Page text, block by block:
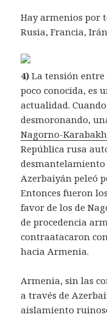
Hay armenios por
Rusia, Francia,
4) La tensión
poco conocida, es
actualidad. Cuando
desmoronando,
Nagorno-Karabakh
República rusa
desmantelamiento
Azerbaiyán peleó
Entonces fueron
favor de los de
de procedencia
contraatacaron
hacia Armenia.
Armenia, sin las
a través de
aislamiento